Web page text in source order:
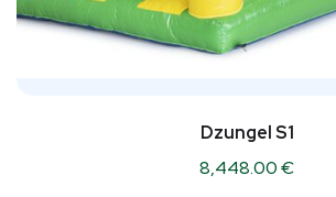
Dzungel S1
8,448.00€